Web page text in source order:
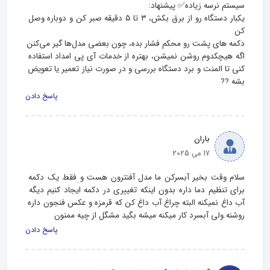
یکبار دستگاه رو از برق بکش، ۳ تا ۵ دقیقه صبر کن و دوباره وصل
اگه هیچکدوم روشن نمیشن، بهتره از خدمات آی‌ پی‌ امداد استفاده
کنی تا المنت و برد دستگاه بررسی و در صورت نیاز تعمیر یا تعویض
بشه ?‍?
پاسخ دادن
باران
17 می 2025
سلام وقت بخیر آبسرکن ما مدل آفنترون هست و فقط یک دکمه
برای تنظیم دما داره بدون اینکه تغییری در دکمه ایجاد کنیم دیگه
آب داغ نمیکنه البته چراغ آب داغ کن که قرمزه و عکس فنجون داره
روشنه.ولی آبسرد کار میکنه میشه بگید مشگل از چیه ممنون
پاسخ دادن